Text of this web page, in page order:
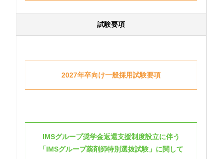
試験要項
2027年卒向け一般採用試験要項
IMSグループ奨学金返還支援制度設立に伴う
「IMSグループ薬剤師特別選抜試験」に関して